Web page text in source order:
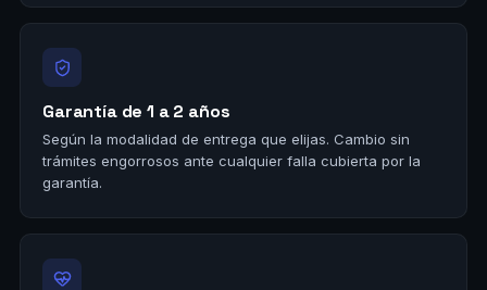
Garantía de 1 a 2 años
Según la modalidad de entrega que elijas. Cambio sin
trámites engorrosos ante cualquier falla cubierta por la
garantía.